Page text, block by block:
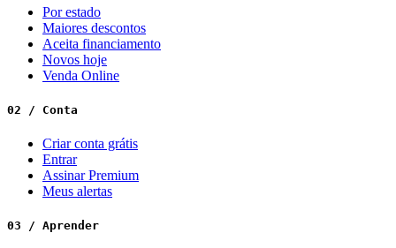
Por estado
Maiores descontos
Aceita financiamento
Novos hoje
Venda Online
02 / Conta
Criar conta grátis
Entrar
Assinar Premium
Meus alertas
03 / Aprender